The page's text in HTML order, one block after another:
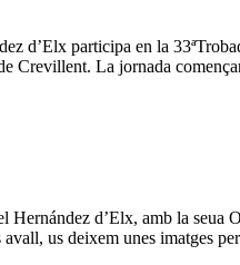
participa en la
Crevillent. La jornada
Hernández d’Elx, amb la
us deixem unes imatges